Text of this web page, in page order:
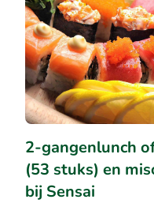
2-gangenlunch
(53 stuks) en
bij Sensai